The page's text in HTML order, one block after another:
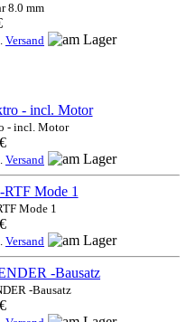
8.0 mm
Versand
- incl. Motor
Versand
Mode 1
Versand
-Bausatz